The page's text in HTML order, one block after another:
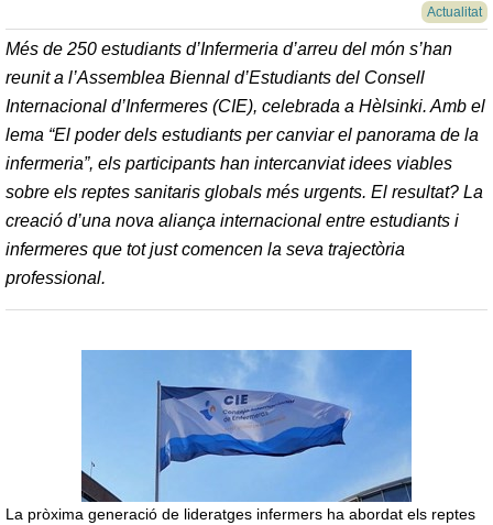
Actualitat
Més de 250 estudiants d’Infermeria d’arreu del món s’han
reunit a l’Assemblea Biennal d’Estudiants del Consell
Internacional d’Infermeres (CIE), celebrada a Hèlsinki. Amb el
lema “El poder dels estudiants per canviar el panorama de la
infermeria”, els participants han intercanviat idees viables
sobre els reptes sanitaris globals més urgents. El resultat? La
creació d’una nova aliança internacional entre estudiants i
infermeres que tot just comencen la seva trajectòria
professional.
La pròxima generació de lideratges infermers ha abordat els reptes